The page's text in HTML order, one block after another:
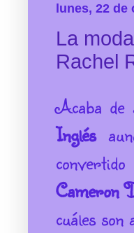
lunes, 22 de
La
Rachel
Acaba de
Inglés
Cameron
cuáles